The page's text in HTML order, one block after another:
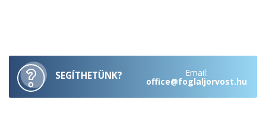
SEGÍTHETÜNK? Email:
office@foglaljorvost.hu